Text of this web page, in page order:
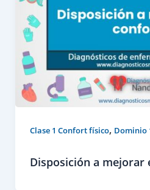
Clase 1 Confort físico, Dominio
Disposición a mejorar